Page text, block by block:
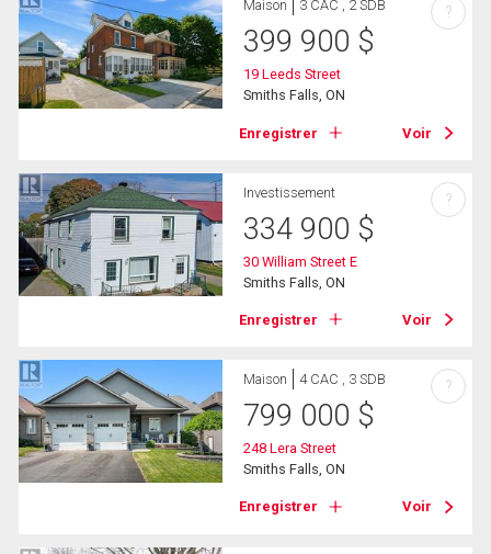
Maison 3 CAC , 2 SDB
399 900 $
19 Leeds Street
Smiths Falls, ON
Enregistrer Voir
?
Investissement
334 900 $
30 William Street E
Smiths Falls, ON
Enregistrer Voir
?
Maison 4 CAC , 3 SDB
799 000 $
248 Lera Street
Smiths Falls, ON
Enregistrer Voir
?